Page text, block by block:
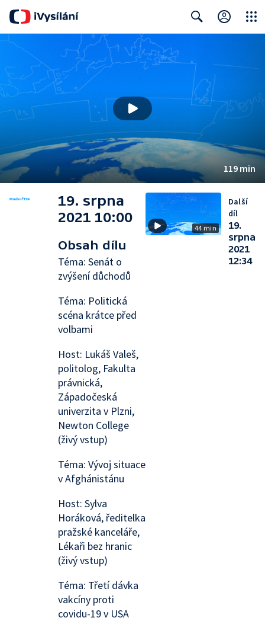
119 min
19. srpna
2021 10:00
Obsah dílu
Téma: Senát o
zvýšení důchodů
Téma: Politická
scéna krátce před
volbami
Host: Lukáš Valeš,
politolog, Fakulta
právnická,
Západočeská
univerzita v Plzni,
Newton College
(živý vstup)
Téma: Vývoj situace
v Afghánistánu
Host: Sylva
Horáková, ředitelka
pražské kanceláře,
Lékaři bez hranic
(živý vstup)
Téma: Třetí dávka
vakcíny proti
covidu-19 v USA
44 min
Další
díl
19.
srpna
2021
12:34